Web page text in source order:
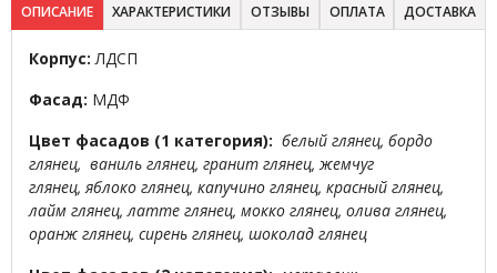
ОПИСАНИЕ ХАРАКТЕРИСТИКИ ОТЗЫВЫ ОПЛАТА ДОСТАВКА
Корпус: ЛДСП
Фасад: МДФ
Цвет фасадов (1 категория): белый глянец, бордо
глянец, ваниль глянец, гранит глянец, жемчуг
глянец, яблоко глянец, капучино глянец, красный глянец,
лайм глянец, латте глянец, мокко глянец, олива глянец,
оранж глянец, сирень глянец, шоколад глянец